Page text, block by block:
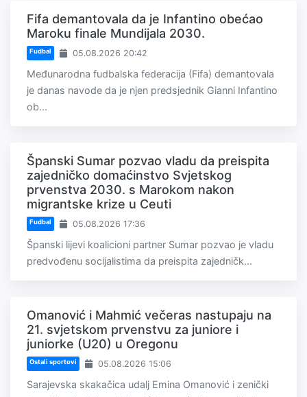
Fifa demantovala da je Infantino obećao
Maroku finale Mundijala 2030.
Fudbal 05.08.2026 20:42
Međunarodna fudbalska federacija (Fifa) demantovala
je danas navode da je njen predsjednik Gianni Infantino
ob...
Španski Sumar pozvao vladu da preispita
zajedničko domaćinstvo Svjetskog
prvenstva 2030. s Marokom nakon
migrantske krize u Ceuti
Fudbal 05.08.2026 17:36
Španski lijevi koalicioni partner Sumar pozvao je vladu
predvođenu socijalistima da preispita zajedničk...
Omanović i Mahmić večeras nastupaju na
21. svjetskom prvenstvu za juniore i
juniorke (U20) u Oregonu
Ostali sportovi 05.08.2026 15:06
Sarajevska skakačica udalj Emina Omanović i zenički